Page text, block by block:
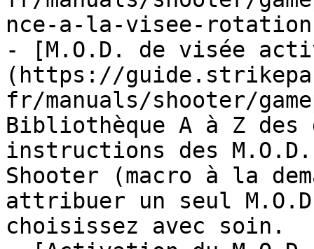
nce-a-la-visee-
- [M.O.D. de visée
(https://
fr/manuals/shooter/
Bibliothèque A à Z
instructions des M.O.D.
Shooter (macro à la
attribuer un seul
choisissez avec soin.